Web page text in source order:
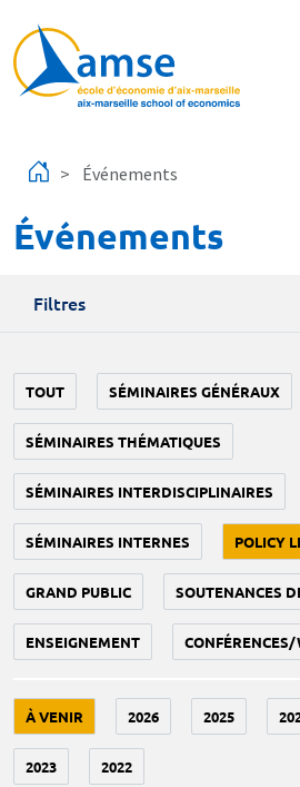
Événements
Événements
Filtres
TOUT SÉMINAIRES GÉNÉRAUX
SÉMINAIRES THÉMATIQUES
SÉMINAIRES INTERDISCIPLINAIRES
SÉMINAIRES INTERNES POLICY
GRAND PUBLIC SOUTENANCES
ENSEIGNEMENT
À VENIR 2026 2025
2023 2022